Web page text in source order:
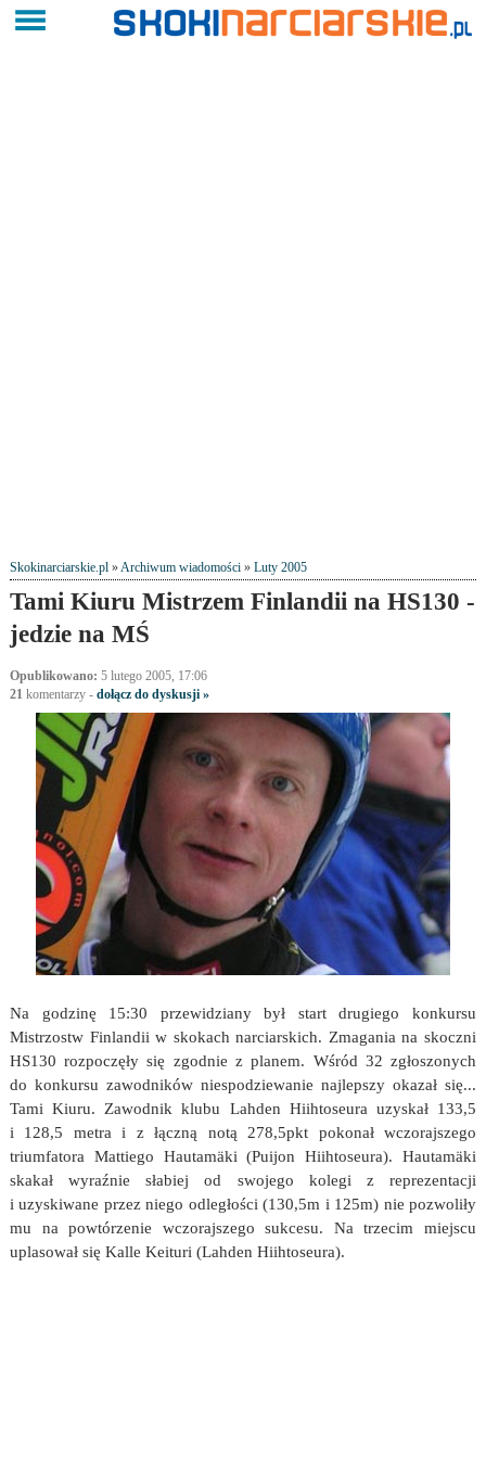
Skokinarciarskie.pl»Archiwum wiadomości» Luty 2005
Tami Kiuru Mistrzem Finlandii na HS130 -
jedzie na MŚ
Opublikowano: 5 lutego 2005, 17:06
21komentarzy- dołącz do dyskusji »
Na godzinę 15:30 przewidziany był start drugiego konkursu
Mistrzostw Finlandii w skokach narciarskich. Zmagania na skoczni
HS130 rozpoczęły się zgodnie z planem. Wśród 32 zgłoszonych
do konkursu zawodników niespodziewanie najlepszy okazał się...
Tami Kiuru. Zawodnik klubu Lahden Hiihtoseura uzyskał 133,5
i 128,5 metra i z łączną notą 278,5pkt pokonał wczorajszego
triumfatora Mattiego Hautamäki (Puijon Hiihtoseura). Hautamäki
skakał wyraźnie słabiej od swojego kolegi z reprezentacji
i uzyskiwane przez niego odległości (130,5m i 125m) nie pozwoliły
mu na powtórzenie wczorajszego sukcesu. Na trzecim miejscu
uplasował się Kalle Keituri (Lahden Hiihtoseura).